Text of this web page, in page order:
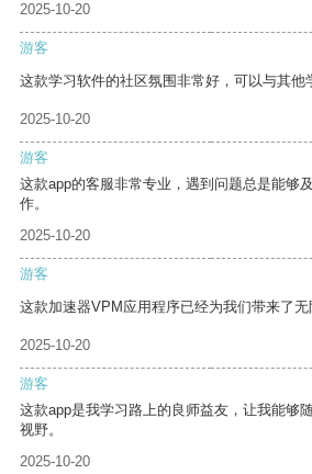
2025-10-20
游客
这款学习软件的社区氛围非常好，可以与其他
2025-10-20
游客
这款app的客服非常专业，遇到问题总是能够
作。
2025-10-20
游客
这款加速器VPM应用程序已经为我们带来了无
2025-10-20
游客
这款app是我学习路上的良师益友，让我能够
视野。
2025-10-20